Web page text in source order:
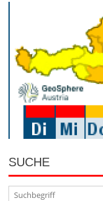
SUCHE